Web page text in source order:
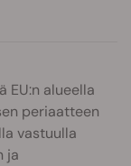
EU:n alueella
periaatteen
vastuulla
ja